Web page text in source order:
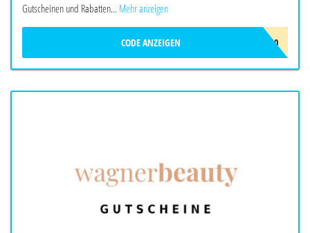
Gutscheinen und Rabatten... Mehr anzeigen
FEMMAS10
CODE ANZEIGEN